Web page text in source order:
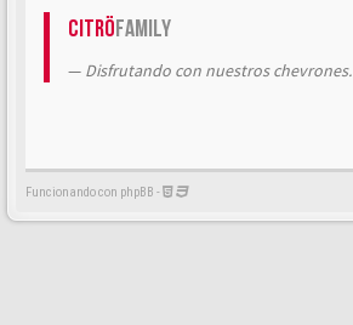
CitröFamily
Disfrutando con nuestros chevrones.
Funcionando con phpBB -